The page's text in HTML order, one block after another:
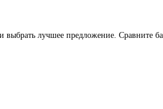
лучшее предложение. Сравните